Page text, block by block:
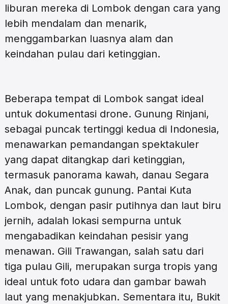
liburan mereka di Lombok dengan cara yang
lebih mendalam dan menarik,
menggambarkan luasnya alam dan
keindahan pulau dari ketinggian.
Beberapa tempat di Lombok sangat ideal
untuk dokumentasi drone. Gunung Rinjani,
sebagai puncak tertinggi kedua di Indonesia,
menawarkan pemandangan spektakuler
yang dapat ditangkap dari ketinggian,
termasuk panorama kawah, danau Segara
Anak, dan puncak gunung. Pantai Kuta
Lombok, dengan pasir putihnya dan laut biru
jernih, adalah lokasi sempurna untuk
mengabadikan keindahan pesisir yang
menawan. Gili Trawangan, salah satu dari
tiga pulau Gili, merupakan surga tropis yang
ideal untuk foto udara dan gambar bawah
laut yang menakjubkan. Sementara itu, Bukit